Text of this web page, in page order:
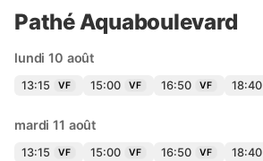
Pathé Aquaboulevard
lundi 10 août
13:15 VF 15:00 VF 16:50 VF 18:40
mardi 11 août
13:15 VF 15:00 VF 16:50 VF 18:40